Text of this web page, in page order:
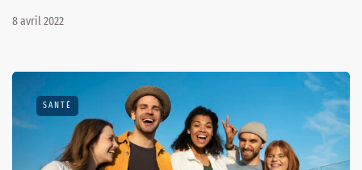
8 avril 2022
SANTÉ